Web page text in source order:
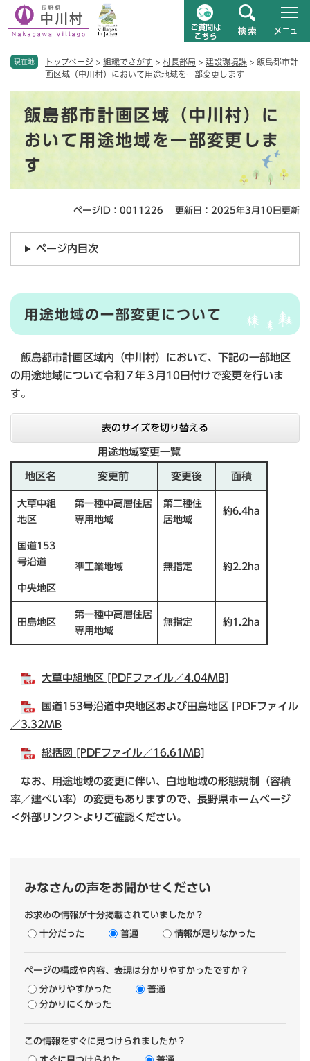
現在地 トップページ > 組織でさがす > 村長部局 > 建設環境課 > 飯島都市計
画区域（中川村）において用途地域を一部変更します
飯島都市計画区域（中川村）に
おいて用途地域を一部変更しま
す
ページID：0011226 更新日：2025年3月10日更新
ページ内目次
用途地域の一部変更について
飯島都市計画区域内（中川村）において、下記の一部地区
の用途地域について令和７年３月10日付けで変更を行いま
す。
表のサイズを切り替える
用途地域変更一覧
地区名 変更前 変更後 面積
大草中組
地区
第一種中高層住居
専用地域
第二種住
居地域
約6.4ha
国道153
号沿道
中央地区
準工業地域 無指定 約2.2ha
田島地区
第一種中高層住居
専用地域
無指定 約1.2ha
大草中組地区 [PDFファイル／4.04MB]
国道153号沿道中央地区および田島地区 [PDFファイル
／3.32MB
総括図 [PDFファイル／16.61MB]
なお、用途地域の変更に伴い、白地地域の形態規制（容積
率／建ぺい率）の変更もありますので、 長野県ホームページ
＜外部リンク＞ よりご確認ください。
みなさんの声をお聞かせください
お求めの情報が十分掲載されていましたか？
十分だった 普通 情報が足りなかった
ページの構成や内容、表現は分かりやすかったですか？
分かりやすかった
普通
分かりにくかった
この情報をすぐに見つけられましたか？